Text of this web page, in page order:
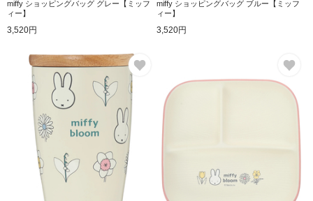
miffy ショッピングバッグ グレー【ミッフ
ィー】
3,520円
miffy ショッピングバッグ ブルー【ミッフ
ィー】
3,520円